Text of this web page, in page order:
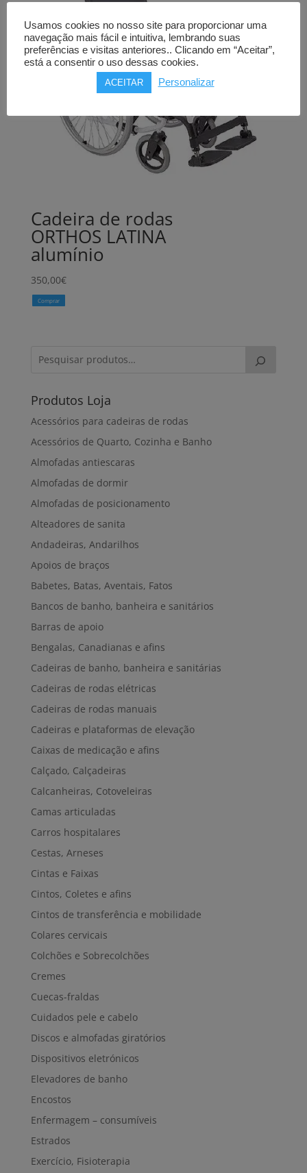
Cadeira de rodas
ORTHOS LATINA
alumínio
350,00€
Comprar
Produtos Loja
Acessórios para cadeiras de rodas
Acessórios de Quarto, Cozinha e Banho
Almofadas antiescaras
Almofadas de dormir
Almofadas de posicionamento
Alteadores de sanita
Andadeiras, Andarilhos
Apoios de braços
Babetes, Batas, Aventais, Fatos
Bancos de banho, banheira e sanitários
Barras de apoio
Bengalas, Canadianas e afins
Cadeiras de banho, banheira e sanitárias
Cadeiras de rodas elétricas
Cadeiras de rodas manuais
Cadeiras e plataformas de elevação
Caixas de medicação e afins
Calçado, Calçadeiras
Calcanheiras, Cotoveleiras
Camas articuladas
Carros hospitalares
Cestas, Arneses
Cintas e Faixas
Cintos, Coletes e afins
Cintos de transferência e mobilidade
Colares cervicais
Colchões e Sobrecolchões
Cremes
Cuecas-fraldas
Cuidados pele e cabelo
Discos e almofadas giratórios
Dispositivos eletrónicos
Elevadores de banho
Encostos
Enfermagem – consumíveis
Estrados
Exercício, Fisioterapia
Usamos cookies no nosso site para proporcionar uma
navegação mais fácil e intuitiva, lembrando suas
preferências e visitas anteriores.. Clicando em “Aceitar”,
está a consentir o uso dessas cookies.
ACEITAR Personalizar